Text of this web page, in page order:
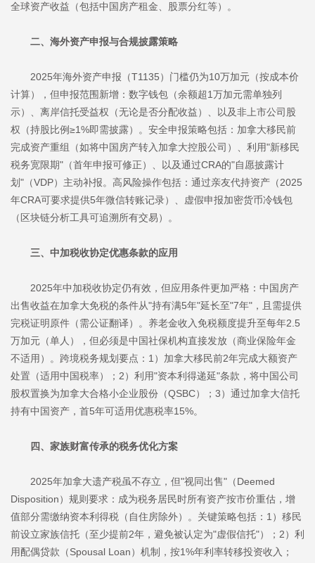
全球资产收益（包括中国房产租金、股票分红等）。
二、海外资产申报与合规披露策略
2025年海外资产申报（T1135）门槛仍为10万加元（按成本价
计算），但申报范围新增：数字钱包（余额超1万加元需单独列
示）、离岸信托受益权（无论是否分配收益）、以及非上市公司股
权（持股比例≥1%即需披露）。安全申报策略包括：加拿大移民前
完成资产重组（如将中国房产转入加拿大控股公司）、利用"新移民
税务宽限期"（首年申报可修正）、以及通过CRA的"自愿披露计
划"（VDP）主动补报。高风险操作包括：通过亲友代持资产（2025
年CRA可要求提供5年微信转账记录）、虚假申报加密货币冷钱包
（区块链分析工具可追溯所有交易）。
三、中加税收协定优惠条款的应用
2025年中加税收协定仍有效，但应用条件更加严格：中国房产
出售收益在加拿大免税的条件从"持有满5年"延长至"7年"，且需提供
完税证明原件（需公证翻译）。养老金收入免税额度提升至每年2.5
万加元（单人），但必须是中国社保机构直接发放（商业保险年金
不适用）。跨境税务规划要点：1）加拿大移民前2年完成大额资产
处置（适用中国税率）；2）利用"资本利得递延"条款，将中国公司
股权置换为加拿大合格小企业股份（QSBC）；3）通过加拿大信托
持有中国资产，首5年可适用优惠税率15%。
四、家族财富传承的税务优化方案
2025年加拿大遗产税虽不存立，但"视同出售"（Deemed
Disposition）规则要求：成为税务居民时所有资产按市价重估，增
值部分需缴纳资本利得税（自住房除外）。关键策略包括：1）移民
前设立家族信托（至少提前2年，避免被认定为"虚假信托"）；2）利
用配偶贷款（Spousal Loan）机制，按1%年利率转移投资收入；